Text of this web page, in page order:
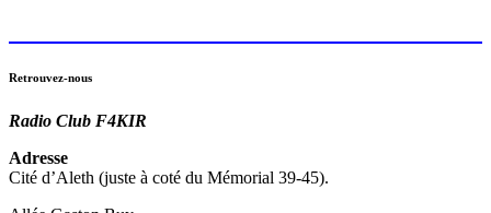
Retrouvez-nous
Radio Club F4KIR
Adresse
Cité d’Aleth (juste à coté du Mémorial 39-45).